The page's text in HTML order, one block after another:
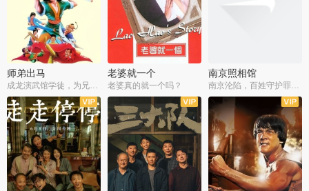
师弟出马
成龙演武馆学徒，为兄搏命战黑道
老婆就一个
老婆真的就一个吗？
南京照相馆
南京沦陷，百姓守护罪证底片